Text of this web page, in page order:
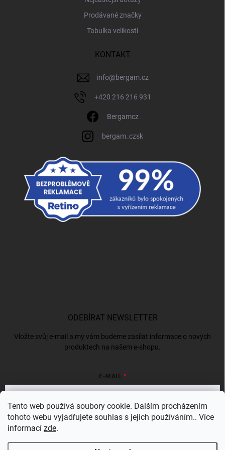
Tento web používá soubory cookie. Dalším procházením
tohoto webu vyjadřujete souhlas s jejich používáním.. Více
informací zde.
Prodávané značky
Tabulka velikostí
KONTAKT
info@bergam.cz
+420 216 216 931
Bergamcz
bergam_czsk
ODEBÍRAT NEWSLETTER
Vložte svůj e-mail a my vám budeme zasílat informace o nových
produktech na našem e-shopu.
E-MAIL
Vložením e-mailu souhlasíte s
Přihlásit se